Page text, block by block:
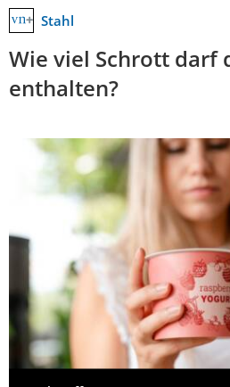
Stahl
Wie viel Schrott darf
enthalten?